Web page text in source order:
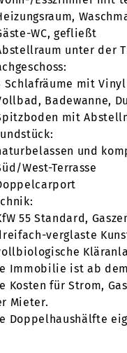
WC, gefließt
unter der
Schlafräume mit
Badewanne,
mit
und
West-Terrasse
55 Standard,
verglaste
Immobilie ist ab
Kosten für Strom,
Mieter.
Doppelhaushälfte